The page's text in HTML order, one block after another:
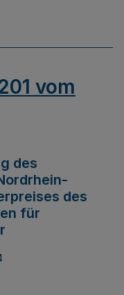
vom
des
des
für